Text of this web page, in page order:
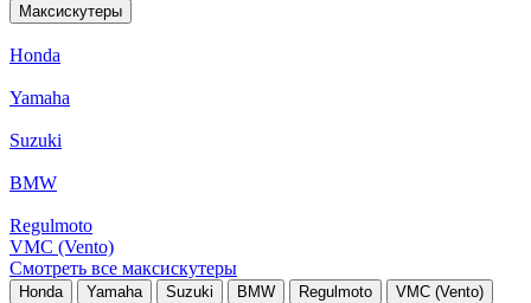
Максискутеры
Honda
Yamaha
Suzuki
BMW
Regulmoto
VMC (Vento)
Смотреть все максискутеры
Honda Yamaha Suzuki BMW Regulmoto VMC (Vento)